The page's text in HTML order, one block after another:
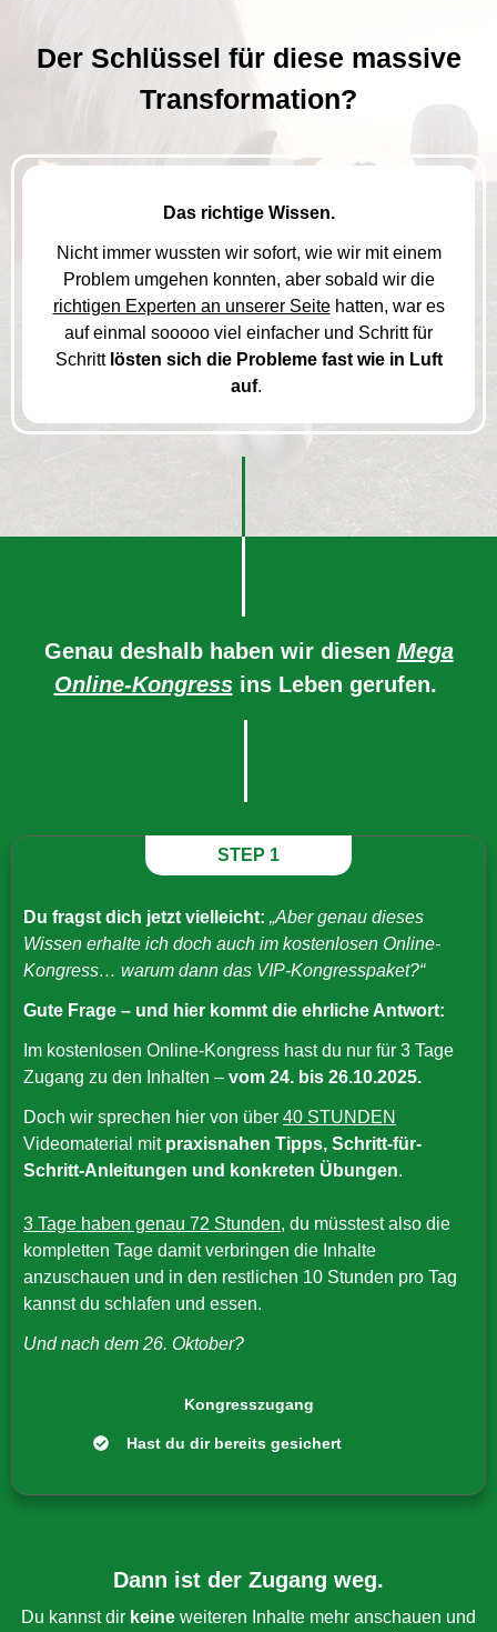
Der Schlüssel für diese massive
Transformation?
Das richtige Wissen.
Nicht immer wussten wir sofort, wie wir mit einem
Problem umgehen konnten, aber sobald wir die
richtigen Experten an unserer Seitehatten, war es
auf einmal sooooo viel einfacher und Schritt für
Schritt lösten sich die Probleme fast wie in Luft
auf.
Genau deshalb haben wir diesen Mega
Online-Kongressins Leben gerufen.
STEP 1
Kongresszugang
Hast du dir bereits gesichert
Du fragst dich jetzt vielleicht: „Aber genau dieses
Wissen erhalte ich doch auch im kostenlosen Online-
Kongress… warum dann das VIP-Kongresspaket?“
Gute Frage – und hier kommt die ehrliche Antwort:
Im kostenlosen Online-Kongress hast du nur für 3 Tage
Zugang zu den Inhalten – vom 24. bis 26.10.2025.
Doch wir sprechen hier von über 40 STUNDEN
Videomaterial mit praxisnahen Tipps, Schritt-für-
Schritt-Anleitungen und konkreten Übungen.
3 Tage haben genau 72 Stunden, du müsstest also die
kompletten Tage damit verbringen die Inhalte
anzuschauen und in den restlichen 10 Stunden pro Tag
kannst du schlafen und essen.
Und nach dem 26. Oktober?
Dann ist der Zugang weg.
Du kannst dir keine weiteren Inhalte mehr anschauen und